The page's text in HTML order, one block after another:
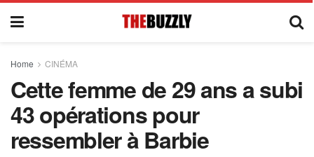
Home CINÉMA
Cette femme de 29 ans a subi
43 opérations pour
ressembler à Barbie